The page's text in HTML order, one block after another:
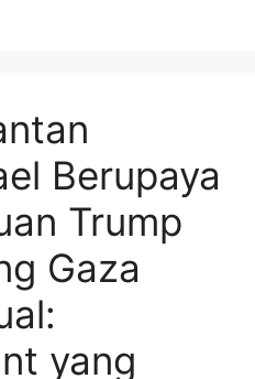
Berupaya
Trump
Gaza
yang